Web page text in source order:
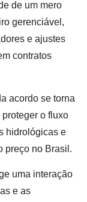
de um mero
gerenciável,
e ajustes
contratos
acordo se torna
o fluxo
hidrológicas e
preço no Brasil.
uma interação
e as